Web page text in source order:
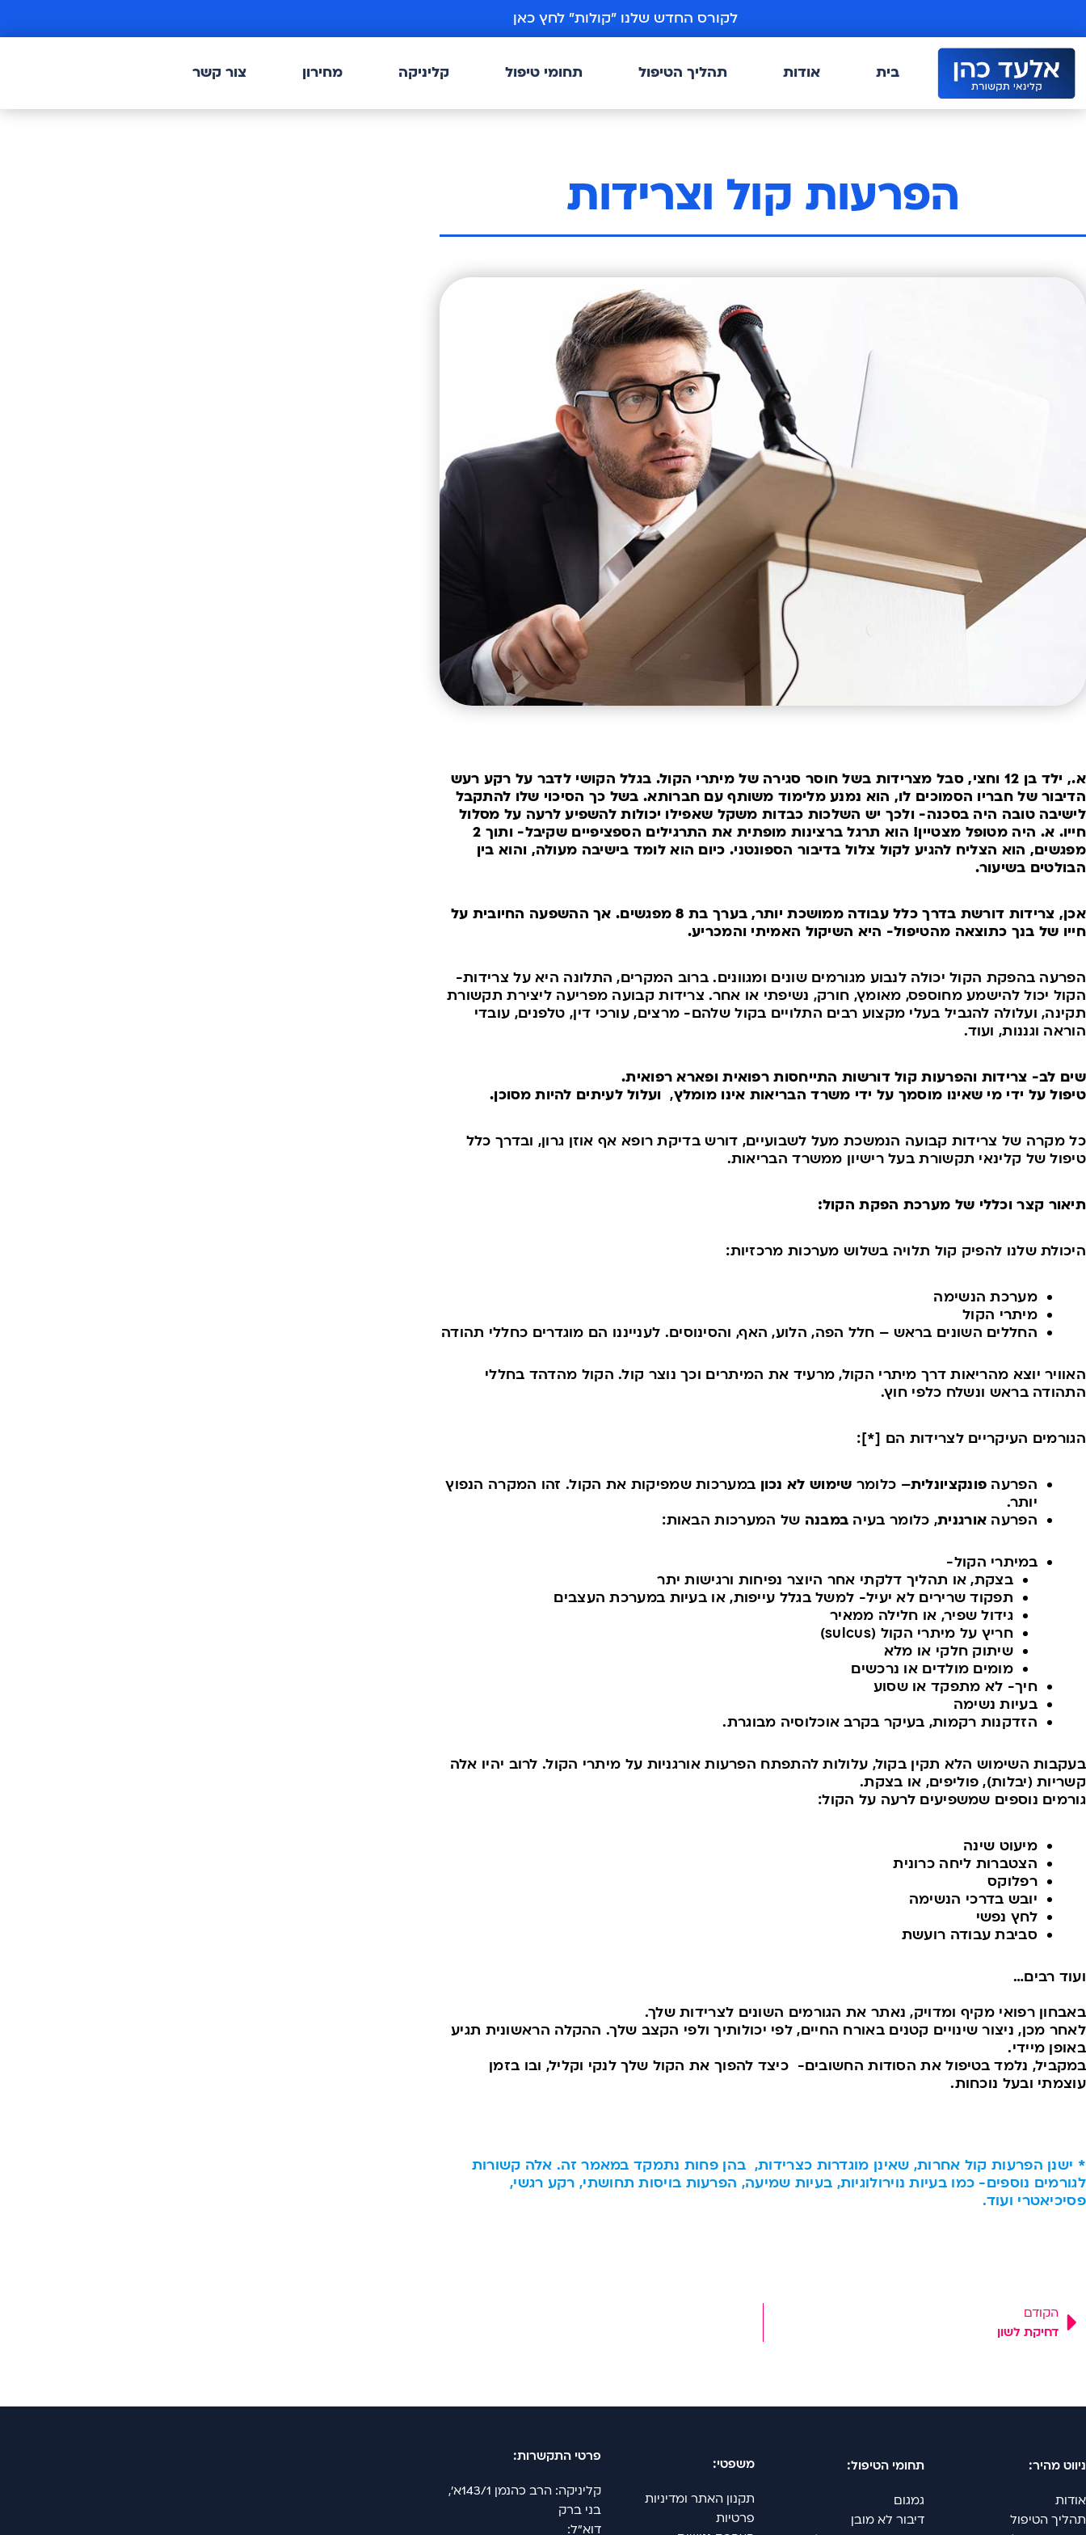
לקורס החדש שלנו ״קולות״ לחץ כאן
בית אודות תהליך הטיפול תחומי טיפול קליניקה מחירון צור קשר
הפרעות קול וצרידות
א., ילד בן 12 וחצי, סבל מצרידות בשל חוסר סגירה של מיתרי הקול. בגלל הקושי לדבר על רקע רעש
הדיבור של חבריו הסמוכים לו, הוא נמנע מלימוד משותף עם חברותא. בשל כך הסיכוי שלו להתקבל
לישיבה טובה היה בסכנה- ולכך יש השלכות כבדות משקל שאפילו יכולות להשפיע לרעה על מסלול
חייו.
א. היה מטופל מצטיין! הוא תרגל ברצינות מופתית את התרגילים הספציפיים שקיבל- ותוך 2
מפגשים, הוא הצליח להגיע לקול צלול בדיבור הספונטני. כיום הוא לומד בישיבה מעולה, והוא בין
הבולטים בשיעור.
אכן, צרידות דורשת בדרך כלל עבודה ממושכת יותר, בערך בת 8 מפגשים. אך ההשפעה החיובית על
חייו של בנך כתוצאה מהטיפול- היא השיקול האמיתי והמכריע.
הפרעה בהפקת הקול יכולה לנבוע מגורמים שונים ומגוונים. ברוב המקרים, התלונה היא על צרידות-
הקול יכול להישמע מחוספס, מאומץ, חורק, נשיפתי או אחר. צרידות קבועה מפריעה ליצירת תקשורת
תקינה, ועלולה להגביל בעלי מקצוע רבים התלויים בקול שלהם- מרצים, עורכי דין, טלפנים, עובדי
הוראה וגננות, ועוד.
שים לב- צרידות והפרעות קול דורשות התייחסות רפואית ופארא רפואית.
טיפול על ידי מי שאינו מוסמך על ידי משרד הבריאות אינו מומלץ, ועלול לעיתים להיות מסוכן.
כל מקרה של צרידות קבועה הנמשכת מעל לשבועיים, דורש בדיקת רופא אף אוזן גרון, ובדרך כלל
טיפול של קלינאי תקשורת בעל רישיון ממשרד הבריאות.
תיאור קצר וכללי של מערכת הפקת הקול:
היכולת שלנו להפיק קול תלויה בשלוש מערכות מרכזיות:
מערכת הנשימה
מיתרי הקול
החללים השונים בראש – חלל הפה, הלוע, האף, והסינוסים. לענייננו הם מוגדרים כחללי תהודה
האוויר יוצא מהריאות דרך מיתרי הקול, מרעיד את המיתרים וכך נוצר קול. הקול מהדהד בחללי
התהודה בראש ונשלח כלפי חוץ.
הגורמים העיקריים לצרידות הם [*]:
הפרעה פונקציונלית– כלומר שימוש לא נכון במערכות שמפיקות את הקול. זהו המקרה הנפוץ
יותר.
הפרעה אורגנית, כלומר בעיה במבנה של המערכות הבאות:
במיתרי הקול-
בצקת, או תהליך דלקתי אחר היוצר נפיחות ורגישות יתר
תפקוד שרירים לא יעיל- למשל בגלל עייפות, או בעיות במערכת העצבים
גידול שפיר, או חלילה ממאיר
חריץ על מיתרי הקול (sulcus)
שיתוק חלקי או מלא
מומים מולדים או נרכשים
חיך- לא מתפקד או שסוע
בעיות נשימה
הזדקנות רקמות, בעיקר בקרב אוכלוסיה מבוגרת.
בעקבות השימוש הלא תקין בקול, עלולות להתפתח הפרעות אורגניות על מיתרי הקול. לרוב יהיו אלה
קשריות (יבלות), פוליפים, או בצקת.
גורמים נוספים שמשפיעים לרעה על הקול:
מיעוט שינה
הצטברות ליחה כרונית
רפלוקס
יובש בדרכי הנשימה
לחץ נפשי
סביבת עבודה רועשת
ועוד רבים…
באבחון רפואי מקיף ומדויק, נאתר את הגורמים השונים לצרידות שלך.
לאחר מכן, ניצור שינויים קטנים באורח החיים, לפי יכולותיך ולפי הקצב שלך. ההקלה הראשונית תגיע
באופן מיידי.
במקביל, נלמד בטיפול את הסודות החשובים- כיצד להפוך את הקול שלך לנקי וקליל, ובו בזמן
עוצמתי ובעל נוכחות.
* ישנן הפרעות קול אחרות, שאינן מוגדרות כצרידות, בהן פחות נתמקד במאמר זה. אלה קשורות
לגורמים נוספים- כמו בעיות נוירולוגיות, בעיות שמיעה, הפרעות בויסות תחושתי, רקע רגשי,
פסיכיאטרי ועוד.
הקודם
דחיקת לשון
ניווט מהיר:
אודות
תהליך הטיפול
תחומי הטיפול:
גמגום
דיבור לא מובן
משפטי:
תקנון האתר ומדיניות
פרטיות
פרטי התקשרות:
קליניקה: הרב כהנמן 143/1א',
בני ברק
דוא"ל: